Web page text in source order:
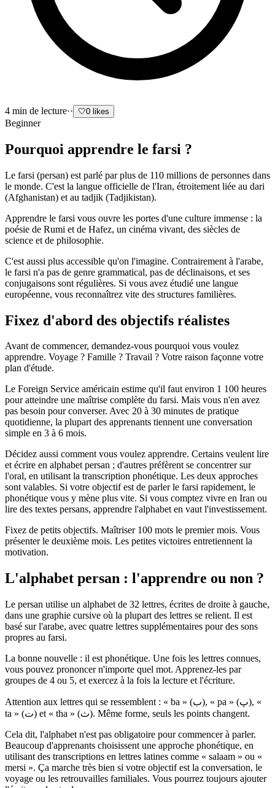
4 min de lecture·· 🤍0 likes
Beginner
Pourquoi apprendre le farsi ?
Le farsi (persan) est parlé par plus de 110 millions de personnes dans
le monde. C'est la langue officielle de l'Iran, étroitement liée au dari
(Afghanistan) et au tadjik (Tadjikistan).
Apprendre le farsi vous ouvre les portes d'une culture immense : la
poésie de Rumi et de Hafez, un cinéma vivant, des siècles de
science et de philosophie.
C'est aussi plus accessible qu'on l'imagine. Contrairement à l'arabe,
le farsi n'a pas de genre grammatical, pas de déclinaisons, et ses
conjugaisons sont régulières. Si vous avez étudié une langue
européenne, vous reconnaîtrez vite des structures familières.
Fixez d'abord des objectifs réalistes
Avant de commencer, demandez-vous pourquoi vous voulez
apprendre. Voyage ? Famille ? Travail ? Votre raison façonne votre
plan d'étude.
Le Foreign Service américain estime qu'il faut environ 1 100 heures
pour atteindre une maîtrise complète du farsi. Mais vous n'en avez
pas besoin pour converser. Avec 20 à 30 minutes de pratique
quotidienne, la plupart des apprenants tiennent une conversation
simple en 3 à 6 mois.
Décidez aussi comment vous voulez apprendre. Certains veulent lire
et écrire en alphabet persan ; d'autres préfèrent se concentrer sur
l'oral, en utilisant la transcription phonétique. Les deux approches
sont valables. Si votre objectif est de parler le farsi rapidement, le
phonétique vous y mène plus vite. Si vous comptez vivre en Iran ou
lire des textes persans, apprendre l'alphabet en vaut l'investissement.
Fixez de petits objectifs. Maîtriser 100 mots le premier mois. Vous
présenter le deuxième mois. Les petites victoires entretiennent la
motivation.
L'alphabet persan : l'apprendre ou non ?
Le persan utilise un alphabet de 32 lettres, écrites de droite à gauche,
dans une graphie cursive où la plupart des lettres se relient. Il est
basé sur l'arabe, avec quatre lettres supplémentaires pour des sons
propres au farsi.
La bonne nouvelle : il est phonétique. Une fois les lettres connues,
vous pouvez prononcer n'importe quel mot. Apprenez-les par
groupes de 4 ou 5, et exercez à la fois la lecture et l'écriture.
Attention aux lettres qui se ressemblent : « ba » (ب), « pa » (پ), «
ta » (ت) et « tha » (ث). Même forme, seuls les points changent.
Cela dit, l'alphabet n'est pas obligatoire pour commencer à parler.
Beaucoup d'apprenants choisissent une approche phonétique, en
utilisant des transcriptions en lettres latines comme « salaam » ou «
mersi ». Ça marche très bien si votre objectif est la conversation, le
voyage ou les retrouvailles familiales. Vous pourrez toujours ajouter